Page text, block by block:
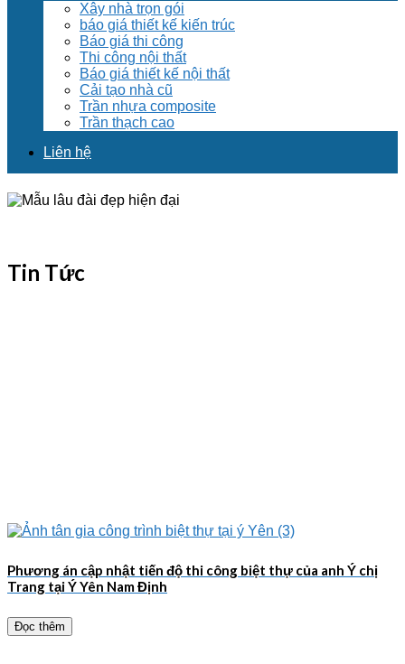
Xây nhà trọn gói
báo giá thiết kế kiến trúc
Báo giá thi công
Thi công nội thất
Báo giá thiết kế nội thất
Cải tạo nhà cũ
Trần nhựa composite
Trần thạch cao
Liên hệ
Tin Tức
Phương án cập nhật tiến độ thi công biệt thự của anh Ý chị
Trang tại Ý Yên Nam Định
Đọc thêm